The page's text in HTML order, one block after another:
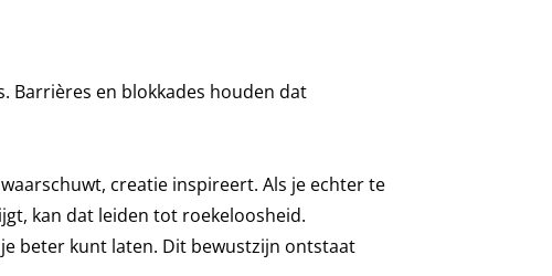
Barrières en blokkades houden dat
creatie inspireert. Als je echter te
kan dat leiden tot roekeloosheid.
beter kunt laten. Dit bewustzijn ontstaat